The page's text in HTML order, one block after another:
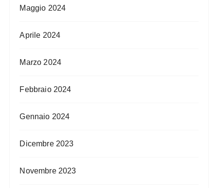
Maggio 2024
Aprile 2024
Marzo 2024
Febbraio 2024
Gennaio 2024
Dicembre 2023
Novembre 2023